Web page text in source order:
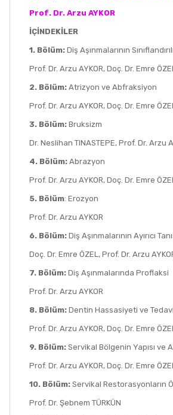
Prof. Dr. Arzu AYKOR
İÇİNDEKİLER
1. Bölüm: Diş Aşınmalarının
Prof. Dr. Arzu AYKOR, Doç. Dr. Emre
2. Bölüm: Atrizyon ve Abfraksiyon
Prof. Dr. Arzu AYKOR, Doç. Dr. Emre
3. Bölüm: Bruksizm
Dr. Neslihan TINASTEPE, Prof. Dr. Arzu
4. Bölüm: Abrazyon
Prof. Dr. Arzu AYKOR, Doç. Dr. Emre
5. Bölüm: Erozyon
Prof. Dr. Arzu AYKOR
6. Bölüm: Diş Aşınmalarının Ayırıcı
Doç. Dr. Emre ÖZEL, Prof. Dr. Arzu
7. Bölüm: Diş Aşınmalarında Proflaksi
Prof. Dr. Arzu AYKOR
8. Bölüm: Dentin Hassasiyeti ve
Prof. Dr. Arzu AYKOR, Doç. Dr. Emre
9. Bölüm: Servikal Bölgenin Yapısı ve
Prof. Dr. Arzu AYKOR, Doç. Dr. Emre
10. Bölüm: Servikal Restorasyonların
Prof. Dr. Şebnem TÜRKÜN